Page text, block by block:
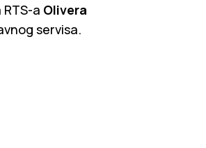
a Olivera
servisa.